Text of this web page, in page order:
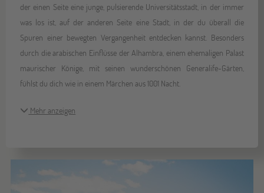
der einen Seite eine junge, pulsierende Universitätsstadt, in der immer
was los ist, auf der anderen Seite eine Stadt, in der du überall die
Spuren einer bewegten Vergangenheit entdecken kannst. Besonders
durch die arabischen Einflüsse der Alhambra, einem ehemaligen Palast
maurischer Könige, mit seinen wunderschönen Generalife-Gärten,
fühlst du dich wie in einem Märchen aus 1001 Nacht.
Mehr anzeigen